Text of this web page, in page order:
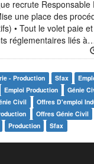
recrute Responsable
une place des
• Tout le volet paie
réglementaires liés
- Production Sfax
Emploi Production Génie
Civil
Offres D'emploi
Offres Génie Civil
Production Sfax